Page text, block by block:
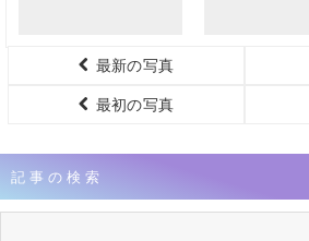
最新の写真
最初の写真
記事の検索